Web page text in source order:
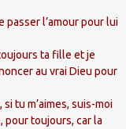
passer l’amour pour lui
ta fille et je
au vrai Dieu pour
tu m’aimes, suis-moi
pour toujours, car la